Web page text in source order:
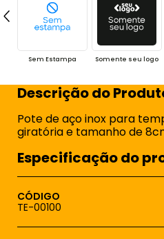
Sem Estampa Somente seu logo
Descrição do
Pote de aço inox para
giratória e tamanho de
Especificação do
CÓDIGO
TE-00100